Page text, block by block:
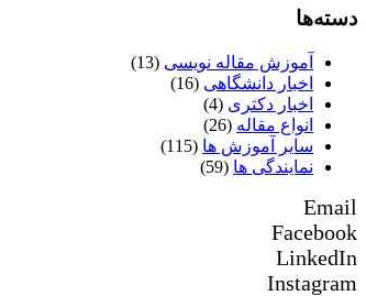
دسته‌ها
آموزش مقاله نویسی (13)
اخبار دانشگاهی (16)
اخبار دکتری (4)
انواع مقاله (26)
سایر آموزش ها (115)
نمایندگی ها (59)
Email
Facebook
LinkedIn
Instagram